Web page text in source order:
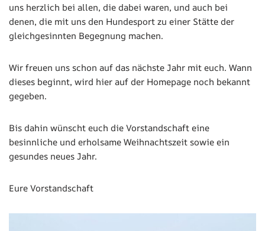
uns herzlich bei allen, die dabei waren, und auch bei
denen, die mit uns den Hundesport zu einer Stätte der
gleichgesinnten Begegnung machen.
Wir freuen uns schon auf das nächste Jahr mit euch. Wann
dieses beginnt, wird hier auf der Homepage noch bekannt
gegeben.
Bis dahin wünscht euch die Vorstandschaft eine
besinnliche und erholsame Weihnachtszeit sowie ein
gesundes neues Jahr.
Eure Vorstandschaft